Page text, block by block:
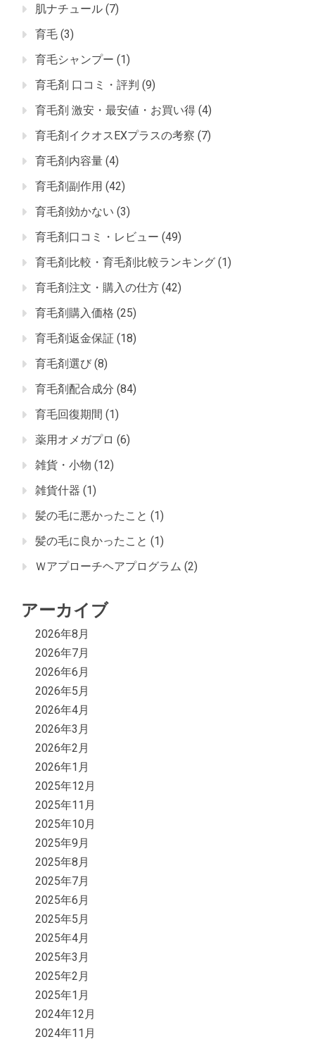
肌ナチュール (7)
育毛 (3)
育毛シャンプー (1)
育毛剤 口コミ・評判 (9)
育毛剤 激安・最安値・お買い得 (4)
育毛剤イクオスEXプラスの考察 (7)
育毛剤内容量 (4)
育毛剤副作用 (42)
育毛剤効かない (3)
育毛剤口コミ・レビュー (49)
育毛剤比較・育毛剤比較ランキング (1)
育毛剤注文・購入の仕方 (42)
育毛剤購入価格 (25)
育毛剤返金保証 (18)
育毛剤選び (8)
育毛剤配合成分 (84)
育毛回復期間 (1)
薬用オメガプロ (6)
雑貨・小物 (12)
雑貨什器 (1)
髪の毛に悪かったこと (1)
髪の毛に良かったこと (1)
Ｗアプローチヘアプログラム (2)
アーカイブ
2026年8月
2026年7月
2026年6月
2026年5月
2026年4月
2026年3月
2026年2月
2026年1月
2025年12月
2025年11月
2025年10月
2025年9月
2025年8月
2025年7月
2025年6月
2025年5月
2025年4月
2025年3月
2025年2月
2025年1月
2024年12月
2024年11月